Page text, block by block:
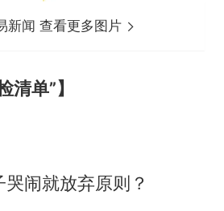
新闻 查看更多图片
清单”】
闹就放弃原则？